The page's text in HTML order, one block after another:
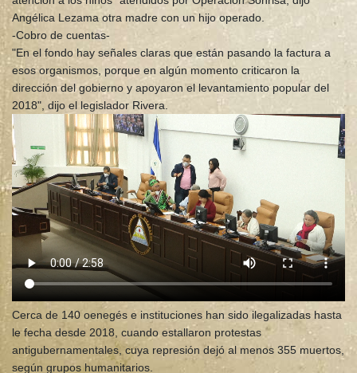
Angélica Lezama otra madre con un hijo operado.
-Cobro de cuentas-
"En el fondo hay señales claras que están pasando la factura a
esos organismos, porque en algún momento criticaron la
dirección del gobierno y apoyaron el levantamiento popular del
2018", dijo el legislador Rivera.
Cerca de 140 oenegés e instituciones han sido ilegalizadas hasta
le fecha desde 2018, cuando estallaron protestas
antigubernamentales, cuya represión dejó al menos 355 muertos,
según grupos humanitarios.